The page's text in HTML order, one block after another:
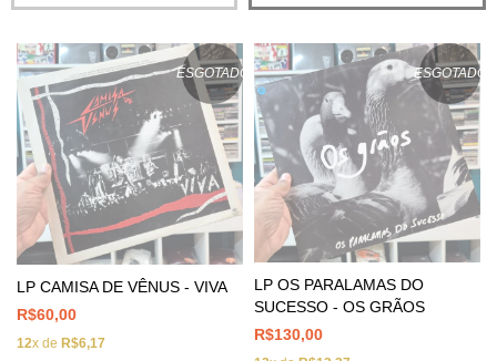
ESGOTADO
LP CAMISA DE VÊNUS - VIVA
R$60,00
12x de R$6,17
ESGOTADO
LP OS PARALAMAS DO
SUCESSO - OS GRÃOS
R$130,00